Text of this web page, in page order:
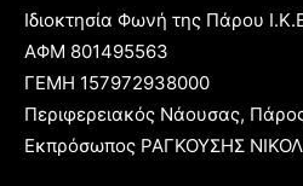
Ιδιοκτησία Φωνή της Πάρου
ΑΦΜ 801495563
ΓΕΜΗ 157972938000
Περιφερειακός Νάουσας,
Εκπρόσωπος ΡΑΓΚΟΥΣΗΣ